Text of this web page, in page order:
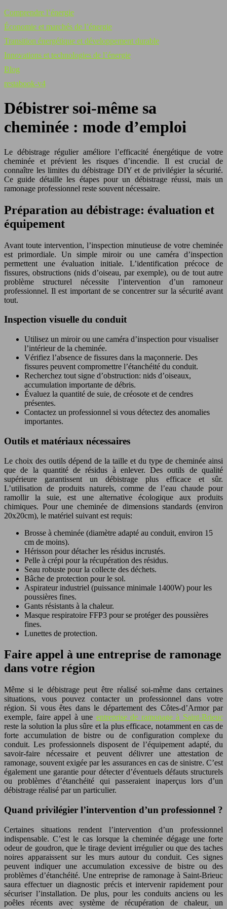
Comprendre l’énergie
Économie et marchés de l’énergie
Transition énergétique et développement durable
Innovations et technologies de l’énergie
Blog
restabook-v4
Débistrer soi-même sa
cheminée : mode d’emploi
Le débistrage régulier améliore l’efficacité énergétique de votre
cheminée et prévient les risques d’incendie. Il est crucial de
connaître les limites du débistrage DIY et de privilégier la sécurité.
Ce guide détaille les étapes pour un débistrage réussi, mais un
ramonage professionnel reste souvent nécessaire.
Préparation au débistrage: évaluation et
équipement
Avant toute intervention, l’inspection minutieuse de votre cheminée
est primordiale. Un simple miroir ou une caméra d’inspection
permettent une évaluation initiale. L’identification précoce de
fissures, obstructions (nids d’oiseau, par exemple), ou de tout autre
problème structurel nécessite l’intervention d’un ramoneur
professionnel. Il est important de se concentrer sur la sécurité avant
tout.
Inspection visuelle du conduit
Utilisez un miroir ou une caméra d’inspection pour visualiser
l’intérieur de la cheminée.
Vérifiez l’absence de fissures dans la maçonnerie. Des
fissures peuvent compromettre l’étanchéité du conduit.
Recherchez tout signe d’obstruction: nids d’oiseaux,
accumulation importante de débris.
Évaluez la quantité de suie, de créosote et de cendres
présentes.
Contactez un professionnel si vous détectez des anomalies
importantes.
Outils et matériaux nécessaires
Le choix des outils dépend de la taille et du type de cheminée ainsi
que de la quantité de résidus à enlever. Des outils de qualité
supérieure garantissent un débistrage plus efficace et sûr.
L’utilisation de produits naturels, comme de l’eau chaude pour
ramollir la suie, est une alternative écologique aux produits
chimiques. Pour une cheminée de dimensions standards (environ
20x20cm), le matériel suivant est requis:
Brosse à cheminée (diamètre adapté au conduit, environ 15
cm de moins).
Hérisson pour détacher les résidus incrustés.
Pelle à crépi pour la récupération des résidus.
Seau robuste pour la collecte des déchets.
Bâche de protection pour le sol.
Aspirateur industriel (puissance minimale 1400W) pour les
poussières fines.
Gants résistants à la chaleur.
Masque respiratoire FFP3 pour se protéger des poussières
fines.
Lunettes de protection.
Faire appel à une entreprise de ramonage
dans votre région
Même si le débistrage peut être réalisé soi-même dans certaines
situations, vous pouvez contacter un professionnel dans votre
région. Si vous êtes dans le département des Côtes-d’Armor par
exemple, faire appel à une entreprise de ramonage à Saint-Brieuc
reste la solution la plus sûre et la plus efficace, notamment en cas de
forte accumulation de bistre ou de configuration complexe du
conduit. Les professionnels disposent de l’équipement adapté, du
savoir-faire nécessaire et peuvent délivrer une attestation de
ramonage, souvent exigée par les assurances en cas de sinistre. C’est
également une garantie pour détecter d’éventuels défauts structurels
ou problèmes d’étanchéité qui passeraient inaperçus lors d’un
débistrage réalisé par un particulier.
Quand privilégier l’intervention d’un professionnel ?
Certaines situations rendent l’intervention d’un professionnel
indispensable. C’est le cas lorsque la cheminée dégage une forte
odeur de goudron, que le tirage devient irrégulier ou que des taches
noires apparaissent sur les murs autour du conduit. Ces signes
peuvent indiquer une accumulation excessive de bistre ou des
problèmes d’étanchéité. Une entreprise de ramonage à Saint-Brieuc
saura effectuer un diagnostic précis et intervenir rapidement pour
sécuriser l’installation. De plus, pour les conduits anciens ou les
poêles récents avec système de récupération de chaleur, un